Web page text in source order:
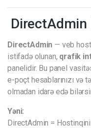
DirectAdmin
DirectAdmin — veb
istifadə olunan, qrafik
panelidir. Bu panel
e-poçt hesablarınızı və
olmadan idarə edə
Yəni:
DirectAdmin =